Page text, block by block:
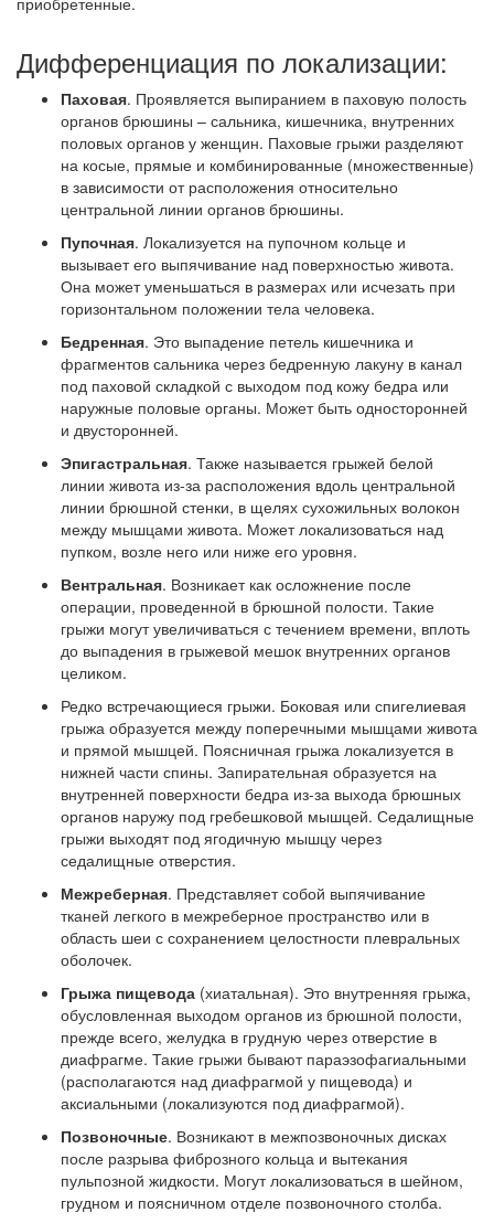
Дифференциация по локализации:
Паховая. Проявляется выпиранием в паховую полость
органов брюшины – сальника, кишечника, внутренних
половых органов у женщин. Паховые грыжи разделяют
на косые, прямые и комбинированные (множественные)
в зависимости от расположения относительно
центральной линии органов брюшины.
Пупочная. Локализуется на пупочном кольце и
вызывает его выпячивание над поверхностью живота.
Она может уменьшаться в размерах или исчезать при
горизонтальном положении тела человека.
Бедренная. Это выпадение петель кишечника и
фрагментов сальника через бедренную лакуну в канал
под паховой складкой с выходом под кожу бедра или
наружные половые органы. Может быть односторонней
и двусторонней.
Эпигастральная. Также называется грыжей белой
линии живота из-за расположения вдоль центральной
линии брюшной стенки, в щелях сухожильных волокон
между мышцами живота. Может локализоваться над
пупком, возле него или ниже его уровня.
Вентральная. Возникает как осложнение после
операции, проведенной в брюшной полости. Такие
грыжи могут увеличиваться с течением времени, вплоть
до выпадения в грыжевой мешок внутренних органов
целиком.
Редко встречающиеся грыжи. Боковая или спигелиевая
грыжа образуется между поперечными мышцами живота
и прямой мышцей. Поясничная грыжа локализуется в
нижней части спины. Запирательная образуется на
внутренней поверхности бедра из-за выхода брюшных
органов наружу под гребешковой мышцей. Седалищные
грыжи выходят под ягодичную мышцу через
седалищные отверстия.
Межреберная. Представляет собой выпячивание
тканей легкого в межреберное пространство или в
область шеи с сохранением целостности плевральных
оболочек.
Грыжа пищевода (хиатальная). Это внутренняя грыжа,
обусловленная выходом органов из брюшной полости,
прежде всего, желудка в грудную через отверстие в
диафрагме. Такие грыжи бывают параэзофагиальными
(располагаются над диафрагмой у пищевода) и
аксиальными (локализуются под диафрагмой).
Позвоночные. Возникают в межпозвоночных дисках
после разрыва фиброзного кольца и вытекания
пульпозной жидкости. Могут локализоваться в шейном,
грудном и поясничном отделе позвоночного столба.